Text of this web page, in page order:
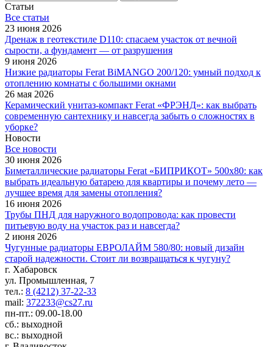
Статьи
Все cтатьи
23 июня 2026
Дренаж в геотекстиле D110: спасаем участок от вечной
сырости, а фундамент — от разрушения
9 июня 2026
Низкие радиаторы Ferat BiMANGO 200/120: умный подход к
отоплению комнаты с большими окнами
26 мая 2026
Керамический унитаз-компакт Ferat «ФРЭНД»: как выбрать
современную сантехнику и навсегда забыть о сложностях в
уборке?
Новости
Все новости
30 июня 2026
Биметаллические радиаторы Ferat «БИПРИКОТ» 500x80: как
выбрать идеальную батарею для квартиры и почему лето —
лучшее время для замены отопления?
16 июня 2026
Трубы ПНД для наружного водопровода: как провести
питьевую воду на участок раз и навсегда?
2 июня 2026
Чугунные радиаторы ЕВРОЛАЙМ 580/80: новый дизайн
старой надежности. Стоит ли возвращаться к чугуну?
г. Хабаровск
ул. Промышленная, 7
тел.: 8 (4212) 37-22-33
mail: 372233@cs27.ru
пн-пт.: 09.00-18.00
сб.: выходной
вс.: выходной